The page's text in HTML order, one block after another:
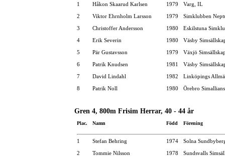
1 Håkon Skaarud Karlsen 1979
Varg, IL
2
Viktor Ehrnholm Larsson 1979
Simklubben
3
Christoffer Andersson 1980
Eskilstuna
4
Erik Severin 1980
Väsby
5
Pär Gustavsson 1979
Växjö
6
Patrik Knudsen 1981
Väsby
7
David Lindahl 1982
Linköpings
8
Patrik Noll 1980 Örebro Simallians
Gren 4, 800m Frisim Herrar, 40 - 44 år
Plac. Namn Född Förening
1 Stefan Behring 1974
Solna
2
Tommie Nilsson 1978
Sundsvalls